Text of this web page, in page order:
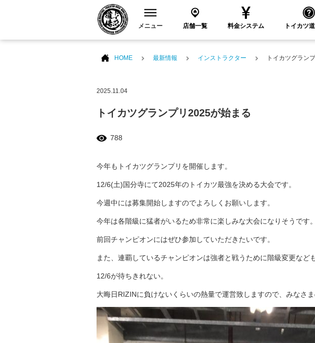
メニュー 店舗一覧 料金システム トイカツ
HOME 最新情報 インストラクター トイカツグラン
2025.11.04
トイカツグランプリ2025が始まる
788
今年もトイカツグランプリを開催します。
12/6(土)国分寺にて2025年のトイカツ最強を決める大会です。
今週中には募集開始しますのでよろしくお願いします。
今年は各階級に猛者がいるため非常に楽しみな大会になりそうです。
前回チャンピオンにはぜひ参加していただきたいです。
また、連覇しているチャンピオンは強者と戦うために階級変更など
12/6が待ちきれない。
大晦日RIZINに負けないくらいの熱量で運営致しますので、みなさ